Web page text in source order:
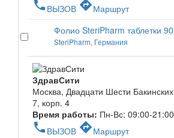
phone ВЫЗОВ directionsМаршрут
Фолио SteriPharm таблетки
SteriPharm, Германия
ЗдравСити
Москва, Двадцати Шести
7, корп. 4
Время работы: Пн-Вс: 09:00-21:00
phone ВЫЗОВ directionsМаршрут